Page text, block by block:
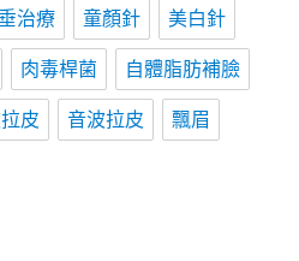
治療 童顏針 美白針
肉毒桿菌 自體脂肪補臉
皮 音波拉皮 飄眉